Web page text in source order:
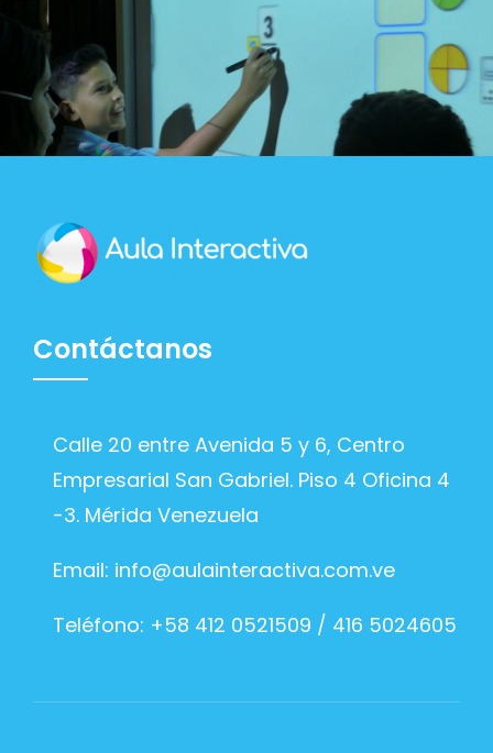
Contáctanos
Calle 20 entre Avenida 5 y 6, Centro
Empresarial San Gabriel. Piso 4 Oficina 4
-3. Mérida Venezuela
Email: info@aulainteractiva.com.ve
Teléfono: +58 412 0521509 / 416 5024605